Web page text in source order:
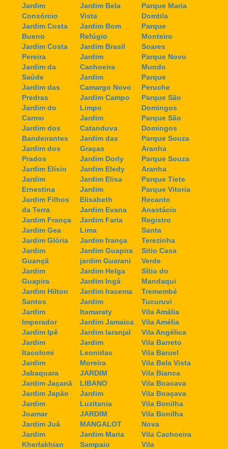
Jardim
Consórcio
Jardim Costa
Bueno
Jardim Costa
Pereira
Jardim da
Saúde
Jardim das
Predras
Jardim do
Carmo
Jardim dos
Bandeirantes
Jardim dos
Prados
Jardim Elísio
Jardim
Ernestina
Jardim Filhos
da Terra
Jardim França
Jardim Gea
Jardim Glória
Jardim
Guançã
Jardim
Guapira
Jardim Hilton
Santos
Jardim
Imperador
Jardim Ipê
Jardim
Itacolomi
Jardim
Jabaquara
Jardim Jaçanã
Jardim Japão
Jardim
Joamar
Jardim Juá
Jardim
Kherlakhian
Jardim Bela
Vista
Jardim Bom
Refúgio
Jardim Brasil
Jardim
Cachoeira
Jardim
Camargo Novo
Jardim Campo
Limpo
Jardim
Catanduva
Jardim das
Graças
Jardim Dorly
Jardim Eledy
Jardim Elisa
Jardim
Elisabeth
Jardim Evana
Jardim Faria
Lima
Jardim frança
Jardim Guapira
jardim Guarani
Jardim Helga
Jardim Ingá
Jardim Iracema
Jardim
Itamaraty
Jardim Jamaica
Jardim laranjal
Jardim
Leonidas
Moreira
JARDIM
LIBANO
Jardim
Luzitania
JARDIM
MANGALOT
Jardim Maria
Sampaio
Parque Maria
Domtila
Parque
Monteiro
Soares
Parque Novo
Mundo
Parque
Peruche
Parque São
Domingos
Parque São
Domingos
Parque Souza
Aranha
Parque Souza
Aranha
Parque Tiete
Parque Vitoria
Recanto
Anastácio
Registro
Santa
Terezinha
Sitio Casa
Verde
Sítio do
Mandaqui
Tremembé
Tucuruvi
Vila Amália
Vila Amélia
Vila Angélica
Vila Barreto
Vila Baruel
Vila Bela Vista
Vila Bianca
Vila Boacava
Vila Boaçava
Vila Bonilha
Vila Bonilha
Nova
Vila Cachoeira
Vila